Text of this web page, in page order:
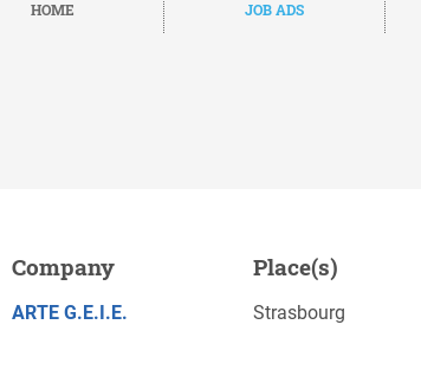
HOME JOB ADS
APPLY NOW
Company
ARTE G.E.I.E.
Place(s)
Strasbourg